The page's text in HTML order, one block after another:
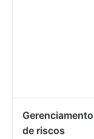
Gerenciamento
de riscos